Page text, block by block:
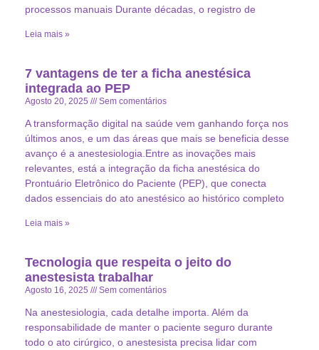
processos manuais Durante décadas, o registro de
Leia mais »
7 vantagens de ter a ficha anestésica
integrada ao PEP
Agosto 20, 2025 Sem comentários
A transformação digital na saúde vem ganhando força nos
últimos anos, e um das áreas que mais se beneficia desse
avanço é a anestesiologia.Entre as inovações mais
relevantes, está a integração da ficha anestésica do
Prontuário Eletrônico do Paciente (PEP), que conecta
dados essenciais do ato anestésico ao histórico completo
Leia mais »
Tecnologia que respeita o jeito do
anestesista trabalhar
Agosto 16, 2025 Sem comentários
Na anestesiologia, cada detalhe importa. Além da
responsabilidade de manter o paciente seguro durante
todo o ato cirúrgico, o anestesista precisa lidar com